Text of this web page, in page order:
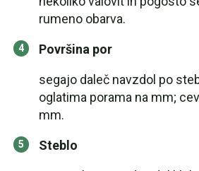
rumeno obarva.
Površina por
segajo daleč navzdol po
oglatima porama na mm;
mm.
Steblo